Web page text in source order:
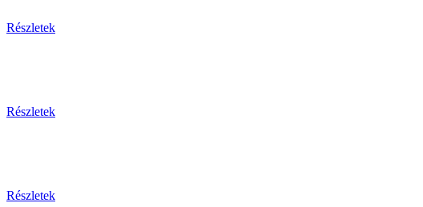
Részletek
Részletek
Részletek